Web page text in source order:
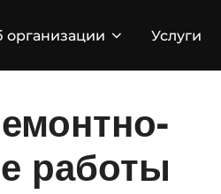
организации Услуги
работы